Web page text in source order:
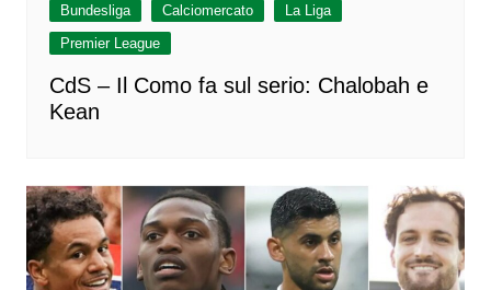
Bundesliga Calciomercato
La Liga
Premier League
CdS – Il Como fa sul serio: Chalobah e
Kean